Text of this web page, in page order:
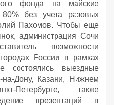
фонда на майские
80% без учета разовых
Пахомов. Чтобы еще
администрация Сочи
возможности
России в рамках
состоялись выездные
на-Дону, Казани, Нижнем
Петербурге, также
презентаций в